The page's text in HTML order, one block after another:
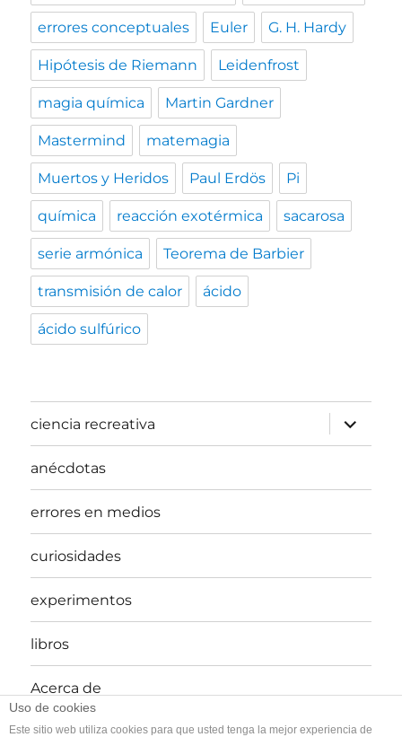
errores conceptuales Euler G. H. Hardy
Hipótesis de Riemann Leidenfrost
magia química Martin Gardner
Mastermind matemagia
Muertos y Heridos Paul Erdös Pi
química reacción exotérmica sacarosa
serie armónica Teorema de Barbier
transmisión de calor ácido
ácido sulfúrico
ciencia recreativa
expande
el
menú
anécdotas
errores en medios
curiosidades
experimentos
libros
Acerca de
Uso de cookies
Este sitio web utiliza cookies para que usted tenga la mejor experiencia de